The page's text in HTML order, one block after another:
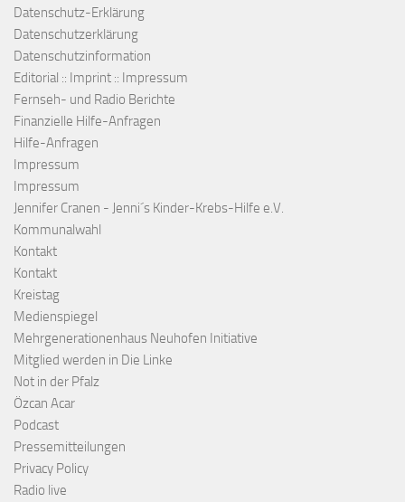
Datenschutz-Erklärung
Datenschutzerklärung
Datenschutzinformation
Editorial :: Imprint :: Impressum
Fernseh- und Radio Berichte
Finanzielle Hilfe-Anfragen
Hilfe-Anfragen
Impressum
Impressum
Jennifer Cranen - Jenni´s Kinder-Krebs-Hilfe e.V.
Kommunalwahl
Kontakt
Kontakt
Kreistag
Medienspiegel
Mehrgenerationenhaus Neuhofen Initiative
Mitglied werden in Die Linke
Not in der Pfalz
Özcan Acar
Podcast
Pressemitteilungen
Privacy Policy
Radio live